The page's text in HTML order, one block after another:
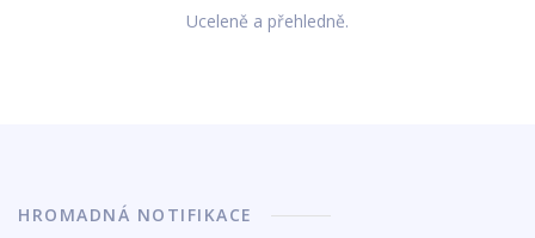
Uceleně a přehledně.
HROMADNÁ NOTIFIKACE